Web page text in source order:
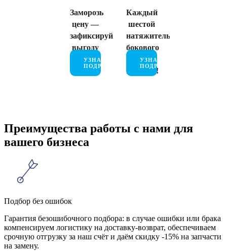
Заморозь
цену —
зафиксируй
выгоду
УЗНАТЬ
ПОДРОБНЕЕ
Каждый
шестой
натяжитель
бокового
тента в
подарок!
УЗНАТЬ
ПОДРОБНЕЕ
Преимущества работы с нами для
вашего бизнеса
Подбор без ошибок
Гарантия безошибочного подбора: в случае ошибки или брака
компенсируем логистику на доставку-возврат, обеспечиваем
срочную отгрузку за наш счёт и даём скидку -15% на запчасти
на замену.